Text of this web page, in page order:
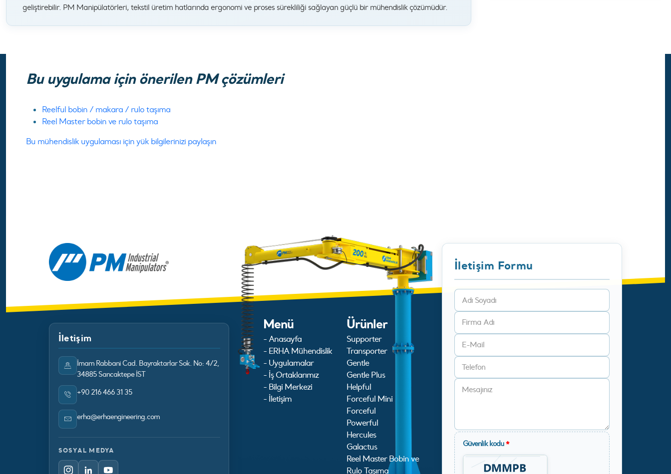
geliştirebilir. PM Manipülatörleri, tekstil üretim hatlarında ergonomi ve proses sürekliliği sağlayan güçlü bir mühendislik çözümüdür.
Bu uygulama için önerilen PM çözümleri
Reelful bobin / makara / rulo taşıma
Reel Master bobin ve rulo taşıma
Bu mühendislik uygulaması için yük bilgilerinizi paylaşın
İletişim
İmam Rabbani Cad. Bayraktarlar Sok. No: 4/2,
34885 Sancaktepe İST
+90 216 466 31 35
erha@erhaengineering.com
SOSYAL MEDYA
Menü
- Anasayfa
- ERHA Mühendislik
- Uygulamalar
- İş Ortaklarımız
- Bilgi Merkezi
- İletişim
Ürünler
Supporter
Transporter
Gentle
Gentle Plus
Helpful
Forceful Mini
Forceful
Powerful
Hercules
Galactus
Reel Master Bobin ve
Rulo Taşıma
İletişim Formu
Güvenlik kodu*